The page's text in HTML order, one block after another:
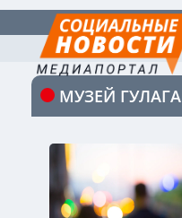
МУЗЕЙ ГУЛАГА